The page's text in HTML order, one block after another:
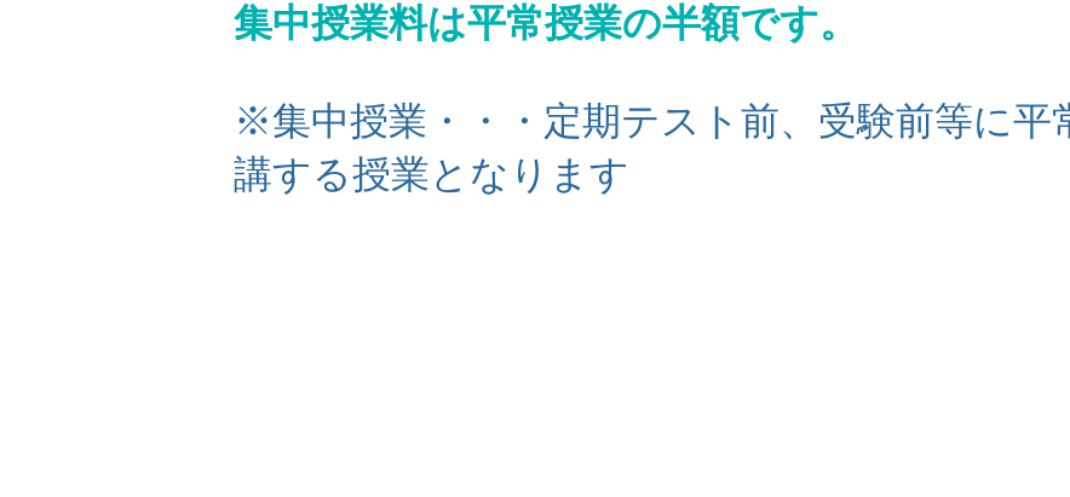
集中授業料は平常授業の半額です。
​※集中授業・・・定期テスト前、受験前等に平
講する授業となります